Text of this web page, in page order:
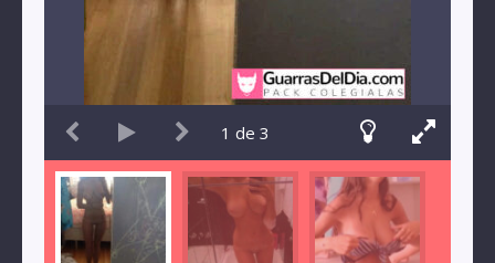
1 de 3